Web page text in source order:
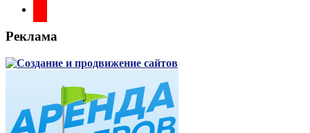
Реклама